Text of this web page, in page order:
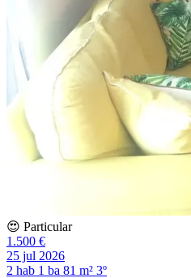
😍 Particular
1.500 €
25 jul 2026
2 hab 1 ba 81 m² 3º